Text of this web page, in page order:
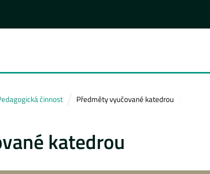
činnost Předměty vyučované katedrou
katedrou